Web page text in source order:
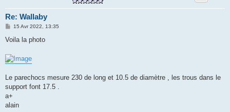
Re: Wallaby
M
s
g
e
15 Avr 2022, 13:35
Voila la photo
Le parechocs mesure 230 de long et 10.5 de diamètre , les trous dans le
support font 17.5 .
a+
alain